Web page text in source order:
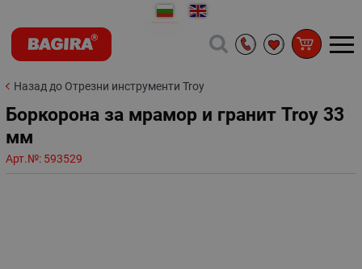
Назад до Отрезни инструменти Troy
Боркорона за мрамор и гранит Troy 33
мм
Арт.№: 593529